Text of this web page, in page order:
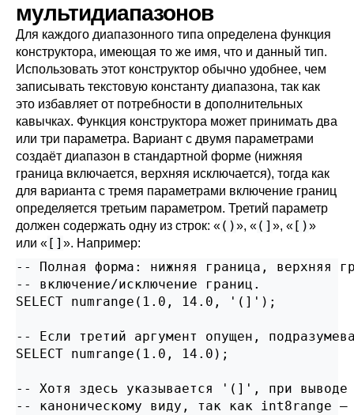
мультидиапазонов
Для каждого диапазонного типа определена функция
конструктора, имеющая то же имя, что и данный тип.
Использовать этот конструктор обычно удобнее, чем
записывать текстовую константу диапазона, так как
это избавляет от потребности в дополнительных
кавычках. Функция конструктора может принимать два
или три параметра. Вариант с двумя параметрами
создаёт диапазон в стандартной форме (нижняя
граница включается, верхняя исключается), тогда как
для варианта с тремя параметрами включение границ
определяется третьим параметром. Третий параметр
должен содержать одну из строк: «()», «(] », «[)»
или «[] ». Например:
-- Полная форма: нижняя граница, верхняя
-- включение/исключение границ.
SELECT numrange(1.0, 14.0, '(]');
-- Если третий аргумент опущен,
SELECT numrange(1.0, 14.0);
-- Хотя здесь указывается '(]', при выводе
-- каноническому виду, так как int8range —